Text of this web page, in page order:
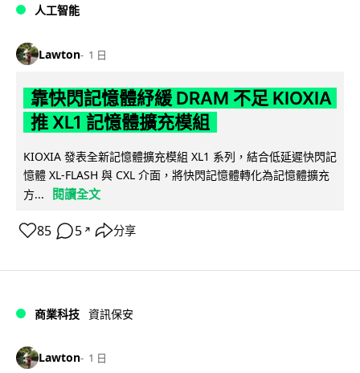
人工智能
Lawton 1 日
靠快閃記憶體紓緩 DRAM 不足 KIOXIA
推 XL1 記憶體擴充模組
KIOXIA 發表全新記憶體擴充模組 XL1 系列，結合低延遲快閃記
憶體 XL-FLASH 與 CXL 介面，將快閃記憶體轉化為記憶體擴充
方...
閱讀全文
85 5 ↗ 分享
商業科技 資訊保安
Lawton 1 日